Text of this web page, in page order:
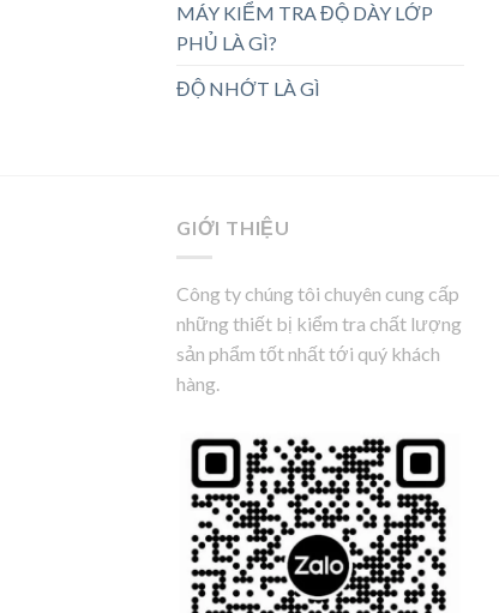
MÁY KIỂM TRA ĐỘ DÀY LỚP
PHỦ LÀ GÌ?
ĐỘ NHỚT LÀ GÌ
GIỚI THIỆU
Công ty chúng tôi chuyên cung cấp
những thiết bị kiểm tra chất lượng
sản phẩm tốt nhất tới quý khách
hàng.